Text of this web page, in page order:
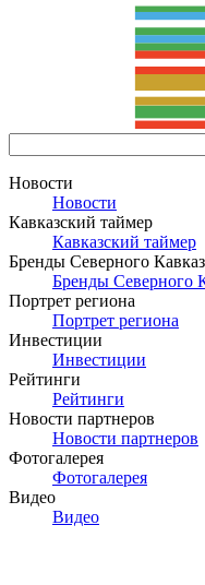
Новости
Новости
Кавказский таймер
Кавказский таймер
Бренды Северного
Бренды Северного
Портрет региона
Портрет региона
Инвестиции
Инвестиции
Рейтинги
Рейтинги
Новости партнеров
Новости партнеров
Фотогалерея
Фотогалерея
Видео
Видео